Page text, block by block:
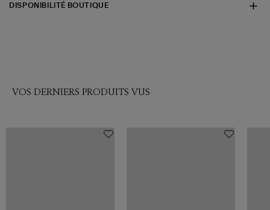
DISPONIBILITÉ BOUTIQUE
VOS DERNIERS PRODUITS VUS